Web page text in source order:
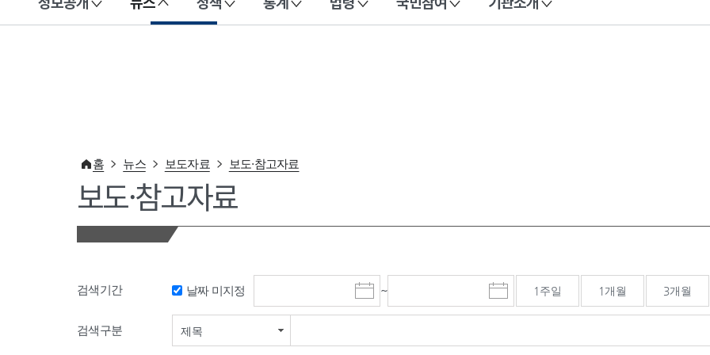
이 누리집은 대한민국 공식 전자정부 누리집입니다.
홈 뉴스 보도자료 보도·참고자료
보도·참고자료
검색기간 날짜 미지정
시
작
~
종
료
1주일 1개월 3개월
검색구분 제목